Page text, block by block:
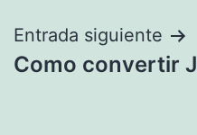
Entrada siguiente
Como convertir